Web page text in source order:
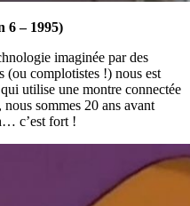
6 – 1995)
imaginée par des
(ou complotistes !) nous est
utilise une montre connectée
sommes 20 ans avant
c’est fort !